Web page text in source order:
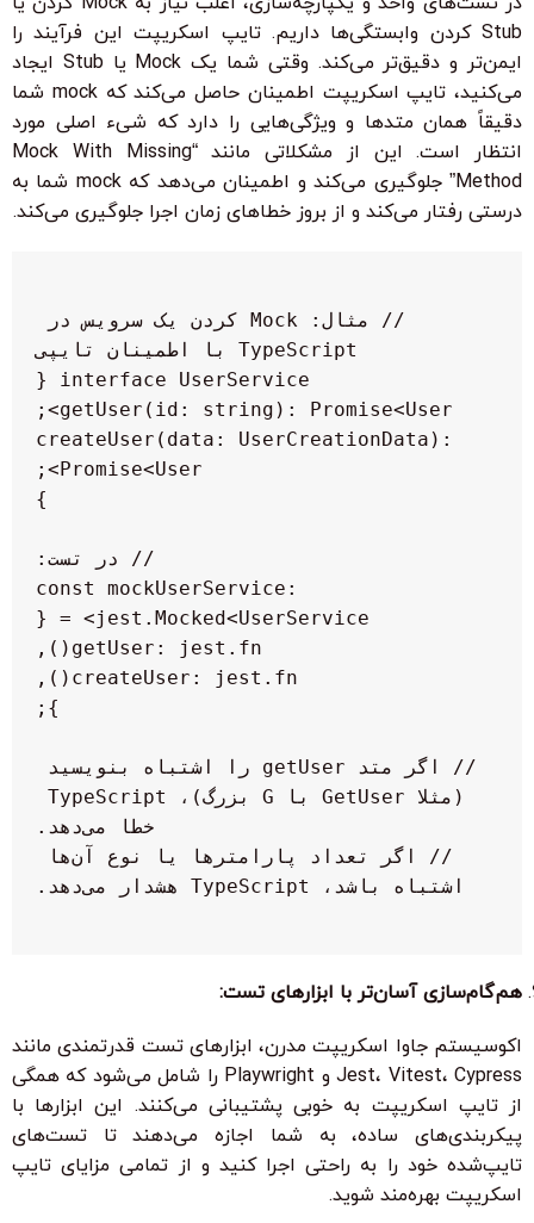
Stub کردن وابستگی‌ها داریم. تایپ اسکریپت این فرآیند را
ایمن‌تر و دقیق‌تر می‌کند. وقتی شما یک Mock یا Stub ایجاد
می‌کنید، تایپ اسکریپت اطمینان حاصل می‌کند که mock شما
دقیقاً همان متدها و ویژگی‌هایی را دارد که شیء اصلی مورد
انتظار است. این از مشکلاتی مانند “Mock With Missing
Method” جلوگیری می‌کند و اطمینان می‌دهد که mock شما به
درستی رفتار می‌کند و از بروز خطاهای زمان اجرا جلوگیری می‌کند.
  createUser(data: UserCreationData):
const mockUserService:
هم‌گام‌سازی آسان‌تر با ابزارهای تست:
اکوسیستم جاوا اسکریپت مدرن، ابزارهای تست قدرتمندی مانند
Jest، Vitest، Cypress و Playwright را شامل می‌شود که همگی
از تایپ اسکریپت به خوبی پشتیبانی می‌کنند. این ابزارها با
پیکربندی‌های ساده، به شما اجازه می‌دهند تا تست‌های
تایپ‌شده خود را به راحتی اجرا کنید و از تمامی مزایای تایپ
اسکریپت بهره‌مند شوید.